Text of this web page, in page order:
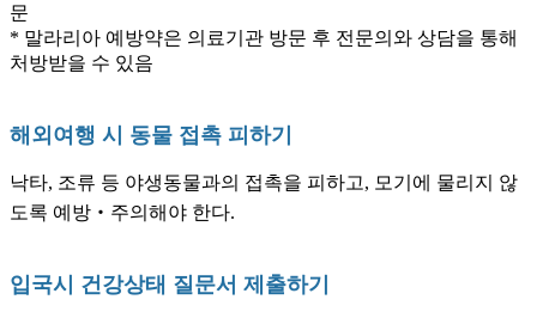
문
* 말라리아 예방약은 의료기관 방문 후 전문의와 상담을 통해
처방받을 수 있음
해외여행 시 동물 접촉 피하기
낙타, 조류 등 야생동물과의 접촉을 피하고, 모기에 물리지 않
도록 예방‧주의해야 한다.
입국시 건강상태 질문서 제출하기